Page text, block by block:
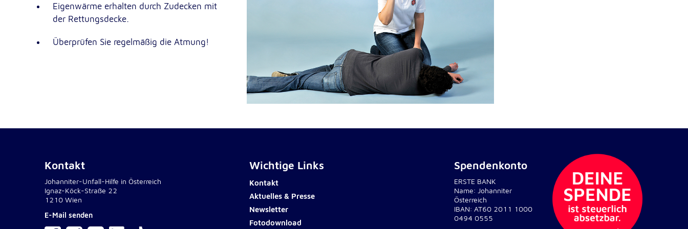
Eigenwärme erhalten durch Zudecken mit
der Rettungsdecke.
Überprüfen Sie regelmäßig die Atmung!
Kontakt
Johanniter-Unfall-Hilfe in Österreich
Ignaz-Köck-Straße 22
1210 Wien
E-Mail senden
Wichtige Links
Kontakt
Aktuelles & Presse
Newsletter
Fotodownload
Spendenkonto
ERSTE BANK
Name: Johanniter
Österreich
IBAN: AT60 2011 1000
0494 0555
NID